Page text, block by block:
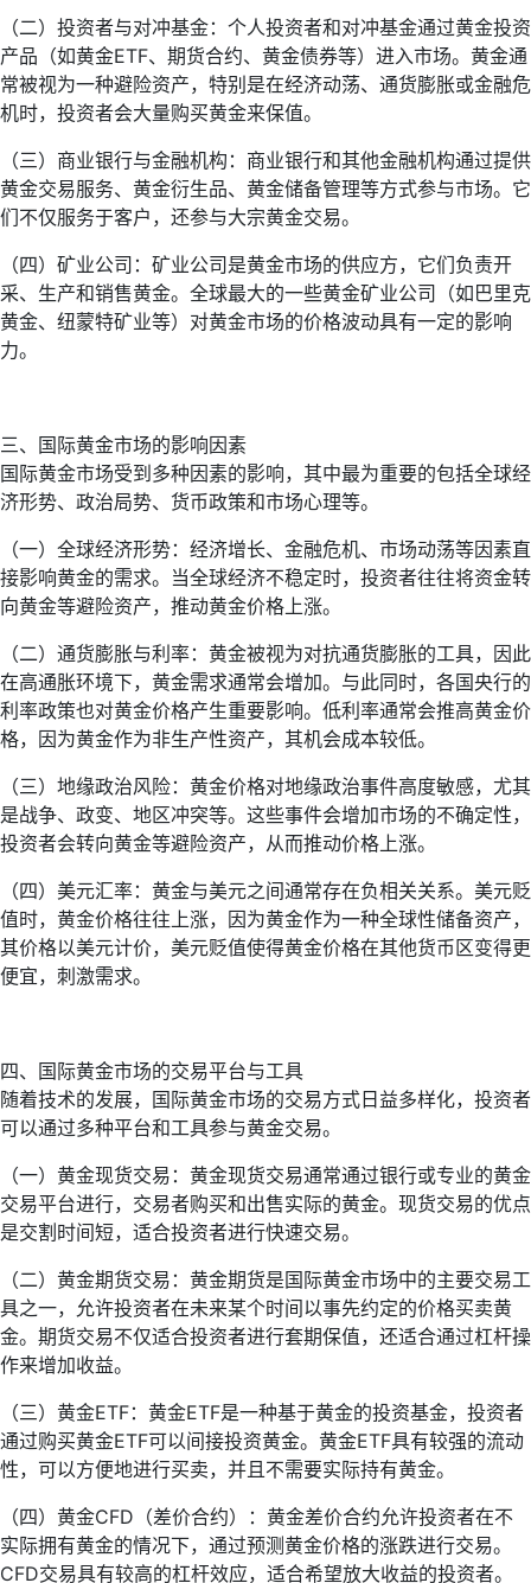
（二）投资者与对冲基金：个人投资者和对冲基金通过黄金投资
产品（如黄金ETF、期货合约、黄金债券等）进入市场。黄金通
常被视为一种避险资产，特别是在经济动荡、通货膨胀或金融危
机时，投资者会大量购买黄金来保值。
（三）商业银行与金融机构：商业银行和其他金融机构通过提供
黄金交易服务、黄金衍生品、黄金储备管理等方式参与市场。它
们不仅服务于客户，还参与大宗黄金交易。
（四）矿业公司：矿业公司是黄金市场的供应方，它们负责开
采、生产和销售黄金。全球最大的一些黄金矿业公司（如巴里克
黄金、纽蒙特矿业等）对黄金市场的价格波动具有一定的影响
力。
三、国际黄金市场的影响因素
国际黄金市场受到多种因素的影响，其中最为重要的包括全球经
济形势、政治局势、货币政策和市场心理等。
（一）全球经济形势：经济增长、金融危机、市场动荡等因素直
接影响黄金的需求。当全球经济不稳定时，投资者往往将资金转
向黄金等避险资产，推动黄金价格上涨。
（二）通货膨胀与利率：黄金被视为对抗通货膨胀的工具，因此
在高通胀环境下，黄金需求通常会增加。与此同时，各国央行的
利率政策也对黄金价格产生重要影响。低利率通常会推高黄金价
格，因为黄金作为非生产性资产，其机会成本较低。
（三）地缘政治风险：黄金价格对地缘政治事件高度敏感，尤其
是战争、政变、地区冲突等。这些事件会增加市场的不确定性，
投资者会转向黄金等避险资产，从而推动价格上涨。
（四）美元汇率：黄金与美元之间通常存在负相关关系。美元贬
值时，黄金价格往往上涨，因为黄金作为一种全球性储备资产，
其价格以美元计价，美元贬值使得黄金价格在其他货币区变得更
便宜，刺激需求。
四、国际黄金市场的交易平台与工具
随着技术的发展，国际黄金市场的交易方式日益多样化，投资者
可以通过多种平台和工具参与黄金交易。
（一）黄金现货交易：黄金现货交易通常通过银行或专业的黄金
交易平台进行，交易者购买和出售实际的黄金。现货交易的优点
是交割时间短，适合投资者进行快速交易。
（二）黄金期货交易：黄金期货是国际黄金市场中的主要交易工
具之一，允许投资者在未来某个时间以事先约定的价格买卖黄
金。期货交易不仅适合投资者进行套期保值，还适合通过杠杆操
作来增加收益。
（三）黄金ETF：黄金ETF是一种基于黄金的投资基金，投资者
通过购买黄金ETF可以间接投资黄金。黄金ETF具有较强的流动
性，可以方便地进行买卖，并且不需要实际持有黄金。
（四）黄金CFD（差价合约）：黄金差价合约允许投资者在不
实际拥有黄金的情况下，通过预测黄金价格的涨跌进行交易。
CFD交易具有较高的杠杆效应，适合希望放大收益的投资者。